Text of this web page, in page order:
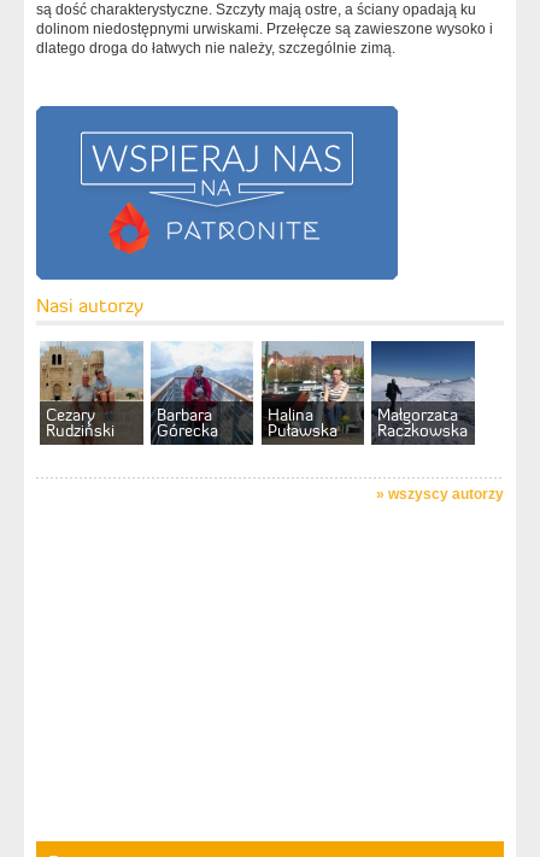
są dość charakterystyczne. Szczyty mają ostre, a ściany opadają ku
dolinom niedostępnymi urwiskami. Przełęcze są zawieszone wysoko i
dlatego droga do łatwych nie należy, szczególnie zimą.
Nasi autorzy
Cezary
Rudziński
Barbara
Górecka
Halina
Puławska
Małgorzata
Raczkowska
» wszyscy autorzy